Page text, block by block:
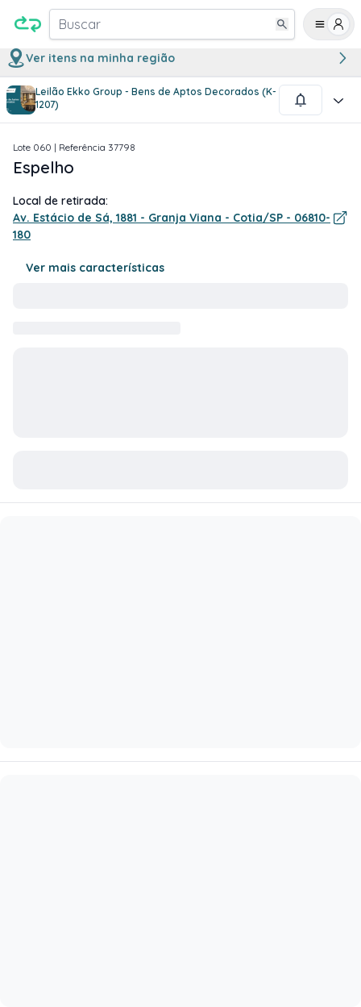
Buscar
Ver itens na minha região
Leilão Ekko Group - Bens de Aptos Decorados (K-
1207)
1/2
Lote 060 | Referência 37798
Espelho
Local de retirada:
Av. Estácio de Sá, 1881 - Granja Viana - Cotia/SP - 06810-
180
Ver mais características